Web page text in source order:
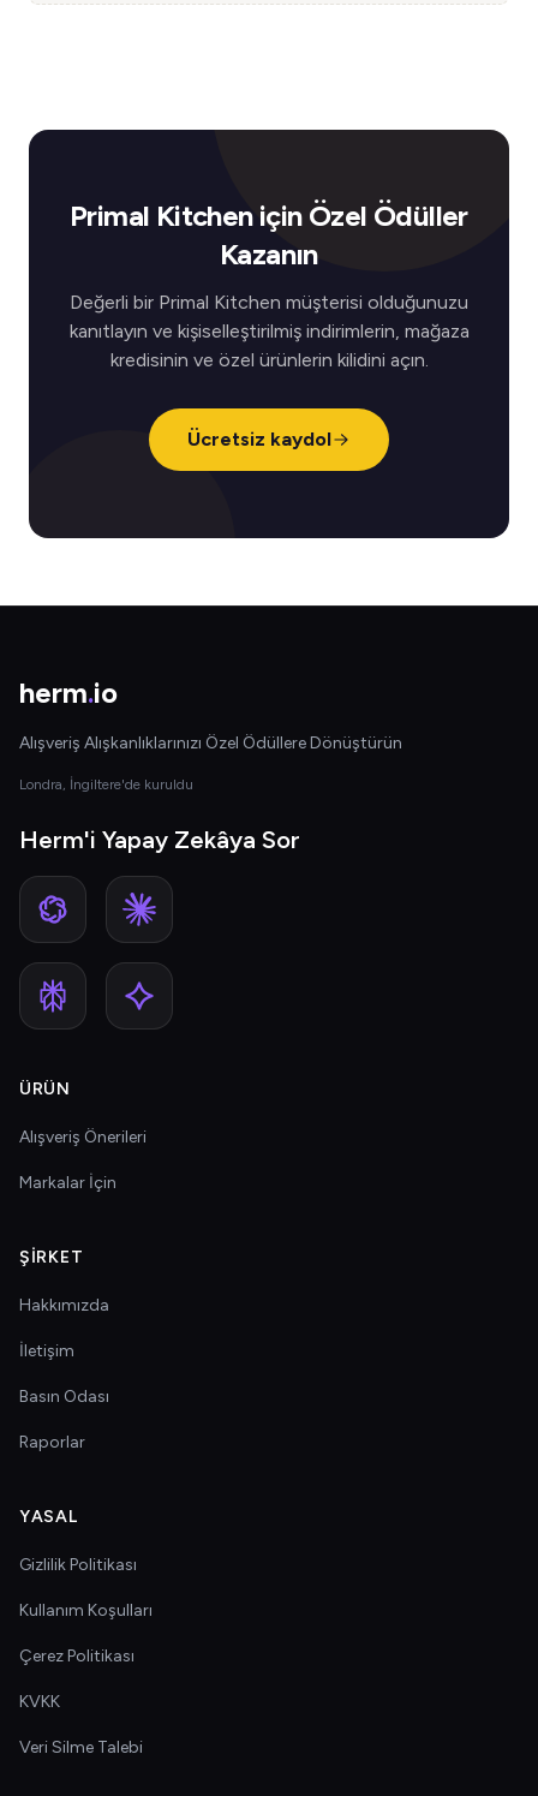
Primal Kitchen için Özel Ödüller
Kazanın
Değerli bir Primal Kitchen müşterisi olduğunuzu
kanıtlayın ve kişiselleştirilmiş indirimlerin, mağaza
kredisinin ve özel ürünlerin kilidini açın.
Ücretsiz kaydol
herm.io
Alışveriş Alışkanlıklarınızı Özel Ödüllere Dönüştürün
Londra, İngiltere'de kuruldu
Herm'i Yapay Zekâya Sor
ÜRÜN
Alışveriş Önerileri
Markalar İçin
ŞIRKET
Hakkımızda
İletişim
Basın Odası
Raporlar
YASAL
Gizlilik Politikası
Kullanım Koşulları
Çerez Politikası
KVKK
Veri Silme Talebi